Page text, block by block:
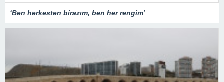
‘Ben herkesten birazım, ben her rengim’